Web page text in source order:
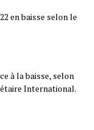
en baisse selon le
à la baisse, selon
International.